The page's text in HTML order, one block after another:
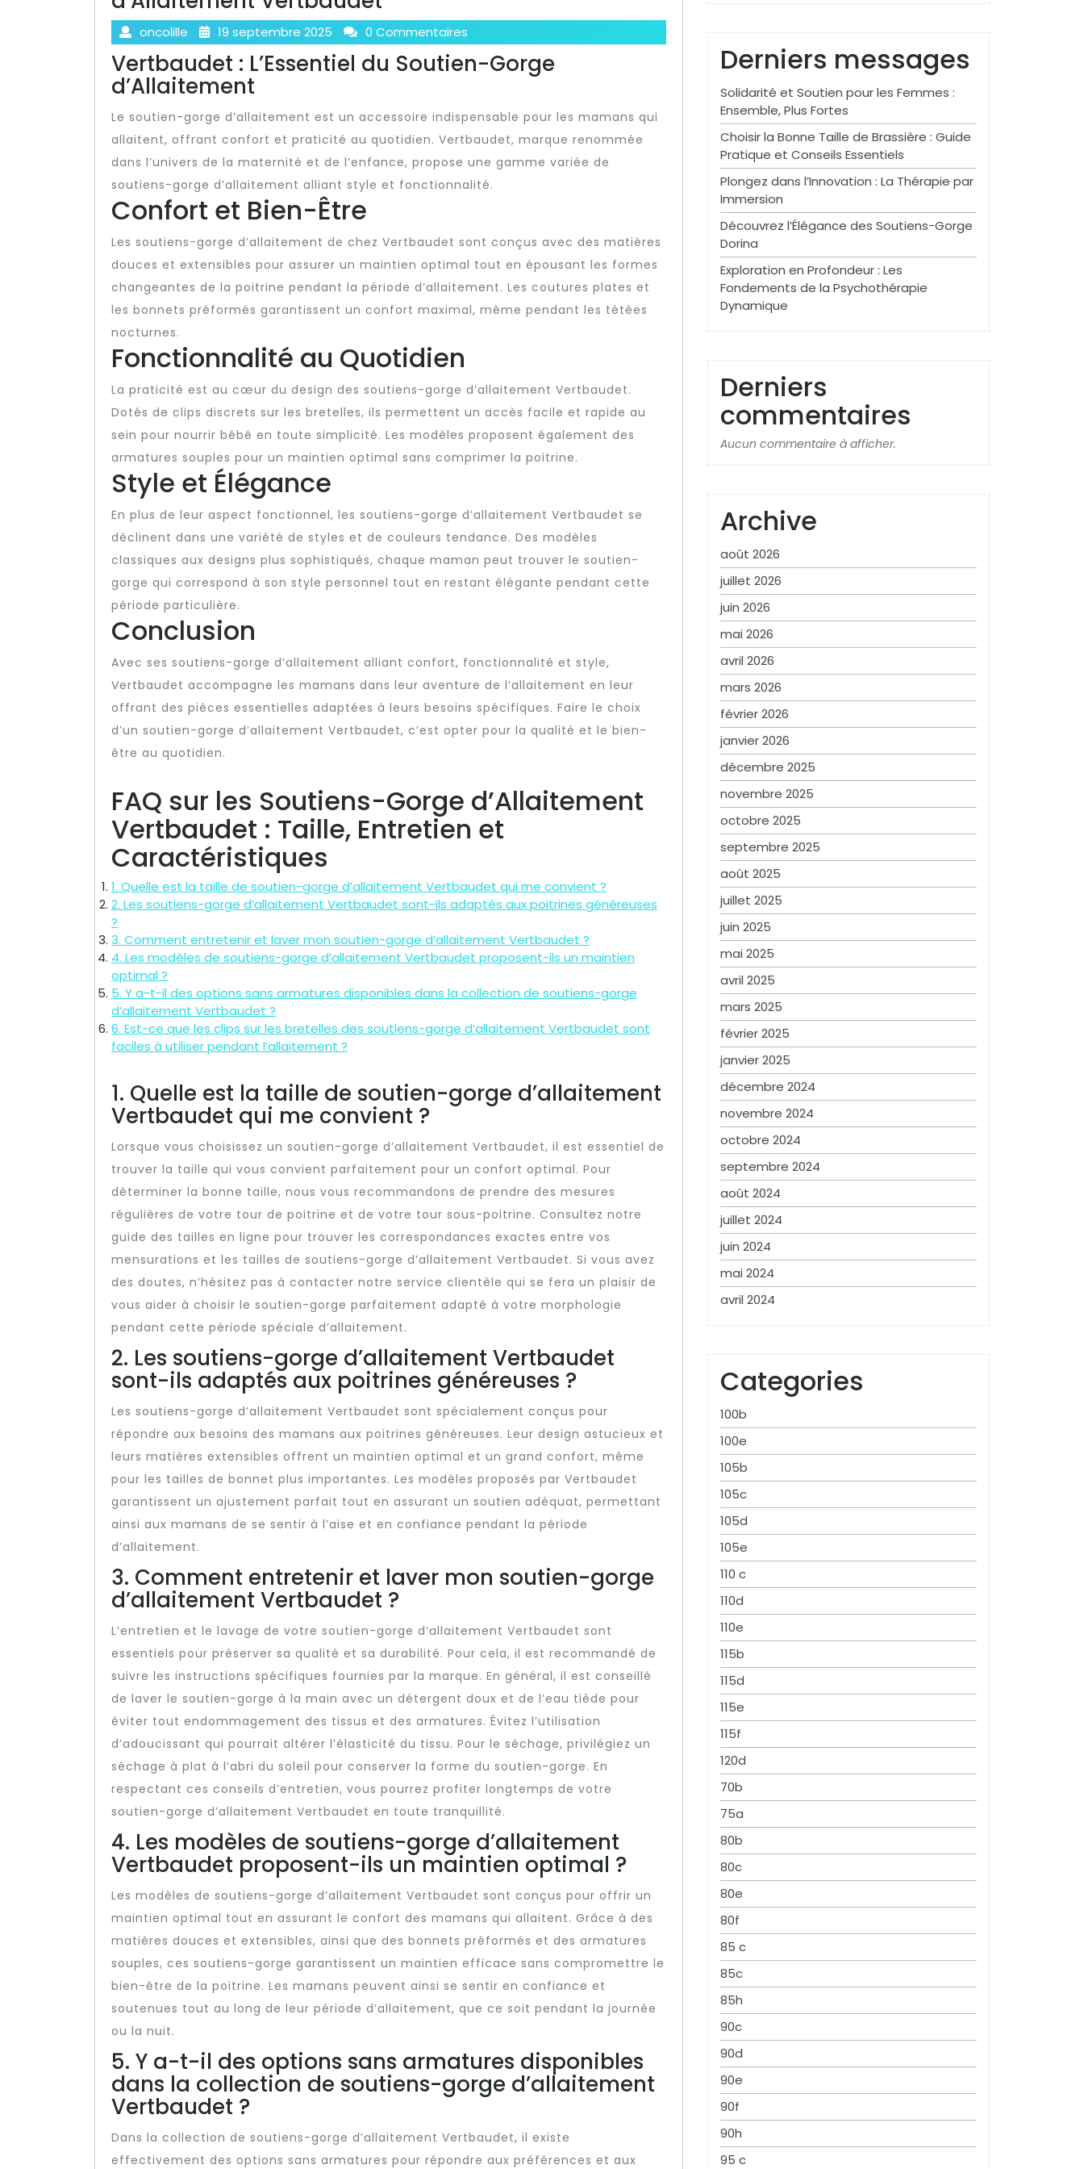
oncolille 19 septembre 2025 0 Commentaires
Vertbaudet : L’Essentiel du Soutien-Gorge
d’Allaitement
Le soutien-gorge d’allaitement est un accessoire indispensable pour les mamans qui
allaitent, offrant confort et praticité au quotidien. Vertbaudet, marque renommée
dans l’univers de la maternité et de l’enfance, propose une gamme variée de
soutiens-gorge d’allaitement alliant style et fonctionnalité.
Confort et Bien-Être
Les soutiens-gorge d’allaitement de chez Vertbaudet sont conçus avec des matières
douces et extensibles pour assurer un maintien optimal tout en épousant les formes
changeantes de la poitrine pendant la période d’allaitement. Les coutures plates et
les bonnets préformés garantissent un confort maximal, même pendant les tétées
nocturnes.
Fonctionnalité au Quotidien
La praticité est au cœur du design des soutiens-gorge d’allaitement Vertbaudet.
Dotés de clips discrets sur les bretelles, ils permettent un accès facile et rapide au
sein pour nourrir bébé en toute simplicité. Les modèles proposent également des
armatures souples pour un maintien optimal sans comprimer la poitrine.
Style et Élégance
En plus de leur aspect fonctionnel, les soutiens-gorge d’allaitement Vertbaudet se
déclinent dans une variété de styles et de couleurs tendance. Des modèles
classiques aux designs plus sophistiqués, chaque maman peut trouver le soutien-
gorge qui correspond à son style personnel tout en restant élégante pendant cette
période particulière.
Conclusion
Avec ses soutiens-gorge d’allaitement alliant confort, fonctionnalité et style,
Vertbaudet accompagne les mamans dans leur aventure de l’allaitement en leur
offrant des pièces essentielles adaptées à leurs besoins spécifiques. Faire le choix
d’un soutien-gorge d’allaitement Vertbaudet, c’est opter pour la qualité et le bien-
être au quotidien.
FAQ sur les Soutiens-Gorge d’Allaitement
Vertbaudet : Taille, Entretien et
Caractéristiques
1. Quelle est la taille de soutien-gorge d’allaitement Vertbaudet qui me convient ?
2. Les soutiens-gorge d’allaitement Vertbaudet sont-ils adaptés aux poitrines généreuses
?
3. Comment entretenir et laver mon soutien-gorge d’allaitement Vertbaudet ?
4. Les modèles de soutiens-gorge d’allaitement Vertbaudet proposent-ils un maintien
optimal ?
5. Y a-t-il des options sans armatures disponibles dans la collection de soutiens-gorge
d’allaitement Vertbaudet ?
6. Est-ce que les clips sur les bretelles des soutiens-gorge d’allaitement Vertbaudet sont
faciles à utiliser pendant l’allaitement ?
1. Quelle est la taille de soutien-gorge d’allaitement
Vertbaudet qui me convient ?
Lorsque vous choisissez un soutien-gorge d’allaitement Vertbaudet, il est essentiel de
trouver la taille qui vous convient parfaitement pour un confort optimal. Pour
déterminer la bonne taille, nous vous recommandons de prendre des mesures
régulières de votre tour de poitrine et de votre tour sous-poitrine. Consultez notre
guide des tailles en ligne pour trouver les correspondances exactes entre vos
mensurations et les tailles de soutiens-gorge d’allaitement Vertbaudet. Si vous avez
des doutes, n’hésitez pas à contacter notre service clientèle qui se fera un plaisir de
vous aider à choisir le soutien-gorge parfaitement adapté à votre morphologie
pendant cette période spéciale d’allaitement.
2. Les soutiens-gorge d’allaitement Vertbaudet
sont-ils adaptés aux poitrines généreuses ?
Les soutiens-gorge d’allaitement Vertbaudet sont spécialement conçus pour
répondre aux besoins des mamans aux poitrines généreuses. Leur design astucieux et
leurs matières extensibles offrent un maintien optimal et un grand confort, même
pour les tailles de bonnet plus importantes. Les modèles proposés par Vertbaudet
garantissent un ajustement parfait tout en assurant un soutien adéquat, permettant
ainsi aux mamans de se sentir à l’aise et en confiance pendant la période
d’allaitement.
3. Comment entretenir et laver mon soutien-gorge
d’allaitement Vertbaudet ?
L’entretien et le lavage de votre soutien-gorge d’allaitement Vertbaudet sont
essentiels pour préserver sa qualité et sa durabilité. Pour cela, il est recommandé de
suivre les instructions spécifiques fournies par la marque. En général, il est conseillé
de laver le soutien-gorge à la main avec un détergent doux et de l’eau tiède pour
éviter tout endommagement des tissus et des armatures. Évitez l’utilisation
d’adoucissant qui pourrait altérer l’élasticité du tissu. Pour le séchage, privilégiez un
séchage à plat à l’abri du soleil pour conserver la forme du soutien-gorge. En
respectant ces conseils d’entretien, vous pourrez profiter longtemps de votre
soutien-gorge d’allaitement Vertbaudet en toute tranquillité.
4. Les modèles de soutiens-gorge d’allaitement
Vertbaudet proposent-ils un maintien optimal ?
Les modèles de soutiens-gorge d’allaitement Vertbaudet sont conçus pour offrir un
maintien optimal tout en assurant le confort des mamans qui allaitent. Grâce à des
matières douces et extensibles, ainsi que des bonnets préformés et des armatures
souples, ces soutiens-gorge garantissent un maintien efficace sans compromettre le
bien-être de la poitrine. Les mamans peuvent ainsi se sentir en confiance et
soutenues tout au long de leur période d’allaitement, que ce soit pendant la journée
ou la nuit.
5. Y a-t-il des options sans armatures disponibles
dans la collection de soutiens-gorge d’allaitement
Vertbaudet ?
Dans la collection de soutiens-gorge d’allaitement Vertbaudet, il existe
effectivement des options sans armatures pour répondre aux préférences et aux
Derniers messages
Solidarité et Soutien pour les Femmes :
Ensemble, Plus Fortes
Choisir la Bonne Taille de Brassière : Guide
Pratique et Conseils Essentiels
Plongez dans l’Innovation : La Thérapie par
Immersion
Découvrez l’Élégance des Soutiens-Gorge
Dorina
Exploration en Profondeur : Les
Fondements de la Psychothérapie
Dynamique
Derniers
commentaires
Aucun commentaire à afficher.
Archive
août 2026
juillet 2026
juin 2026
mai 2026
avril 2026
mars 2026
février 2026
janvier 2026
décembre 2025
novembre 2025
octobre 2025
septembre 2025
août 2025
juillet 2025
juin 2025
mai 2025
avril 2025
mars 2025
février 2025
janvier 2025
décembre 2024
novembre 2024
octobre 2024
septembre 2024
août 2024
juillet 2024
juin 2024
mai 2024
avril 2024
Categories
100b
100e
105b
105c
105d
105e
110 c
110d
110e
115b
115d
115e
115f
120d
70b
75a
80b
80c
80e
80f
85 c
85c
85h
90c
90d
90e
90f
90h
95 c